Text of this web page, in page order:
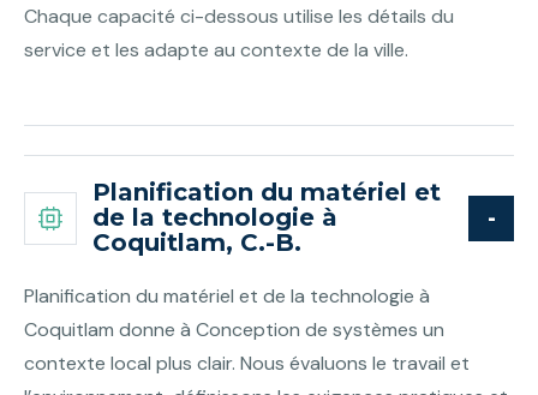
Chaque capacité ci-dessous utilise les détails du
service et les adapte au contexte de la ville.
Planification du matériel et
de la technologie à
Coquitlam, C.-B.
Planification du matériel et de la technologie à
Coquitlam donne à Conception de systèmes un
contexte local plus clair. Nous évaluons le travail et